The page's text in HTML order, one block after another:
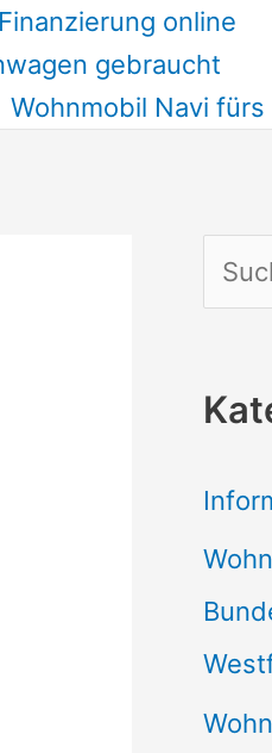
online
gebraucht
Wohnmobil Navi fürs
u
h
n
a
c
h